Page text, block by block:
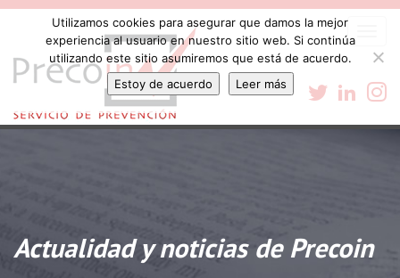
Actualidad y noticias de Precoin
Utilizamos cookies para asegurar que damos la mejor
experiencia al usuario en nuestro sitio web. Si continúa
utilizando este sitio asumiremos que está de acuerdo.
Estoy de acuerdo
Leer más